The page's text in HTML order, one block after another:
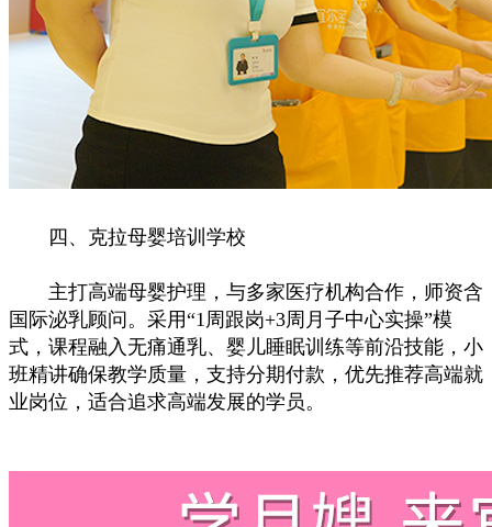
四、克拉母婴培训学校
主打高端母婴护理，与多家医疗机构合作，师资含
国际泌乳顾问。采用“1周跟岗+3周月子中心实操”模
式，课程融入无痛通乳、婴儿睡眠训练等前沿技能，小
班精讲确保教学质量，支持分期付款，优先推荐高端就
业岗位，适合追求高端发展的学员。